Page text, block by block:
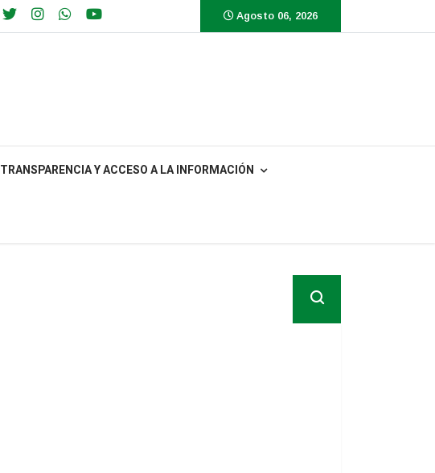
Agosto 06, 2026
TRANSPARENCIA Y ACCESO A LA INFORMACIÓN